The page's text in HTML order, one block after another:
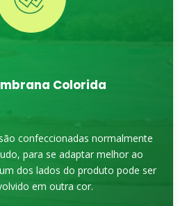
Colorida
confeccionadas normalmente
para se adaptar melhor ao
dos lados do produto pode ser
em outra cor.